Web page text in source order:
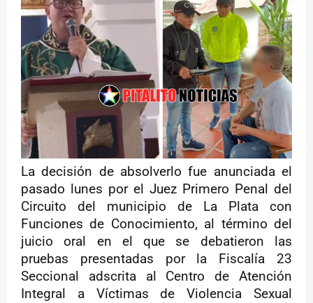
La decisión de absolverlo fue anunciada el
pasado lunes por el Juez Primero Penal del
Circuito del municipio de La Plata con
Funciones de Conocimiento, al término del
juicio oral en el que se debatieron las
pruebas presentadas por la Fiscalía 23
Seccional adscrita al Centro de Atención
Integral a Víctimas de Violencia Sexual